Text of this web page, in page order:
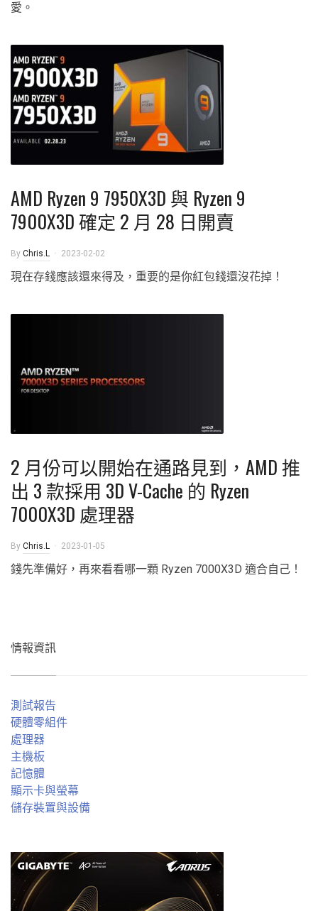
愛。
AMD Ryzen 9 7950X3D 與 Ryzen 9
7900X3D 確定 2 月 28 日開賣
By Chris.L 2023-02-02
現在存錢應該還來得及，重要的是你紅包錢還沒花掉！
2 月份可以開始在通路見到，AMD 推
出 3 款採用 3D V-Cache 的 Ryzen
7000X3D 處理器
By Chris.L 2023-01-05
錢先準備好，再來看看哪一顆 Ryzen 7000X3D 適合自己！
情報資訊
測試報告
硬體零組件
處理器
主機板
記憶體
顯示卡與螢幕
儲存裝置與設備